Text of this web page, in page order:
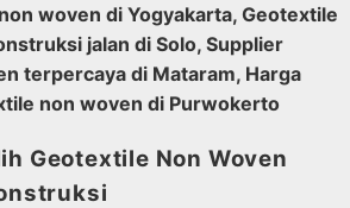
woven di Yogyakarta, Geotextile
jalan di Solo, Supplier
terpercaya di Mataram, Harga
non woven di Purwokerto
Geotextile Non Woven